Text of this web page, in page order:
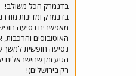
בדנמרק הכל משולב!
בדנמרק ומדינות
מאפשרים נסיעה
האוטובוסים
נסיעה חופשית למשך
הגיע זמן שהישראלים
רק בירושלים)!